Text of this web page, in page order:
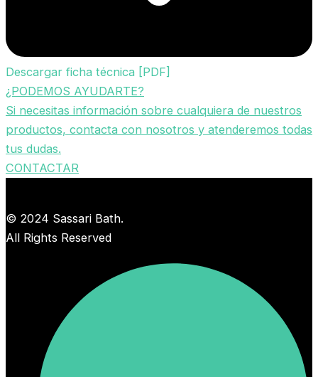
Descargar ficha técnica [PDF]
¿PODEMOS AYUDARTE?
Si necesitas información sobre cualquiera de nuestros
productos, contacta con nosotros y atenderemos todas
tus dudas.
CONTACTAR
© 2024 Sassari Bath.
All Rights Reserved